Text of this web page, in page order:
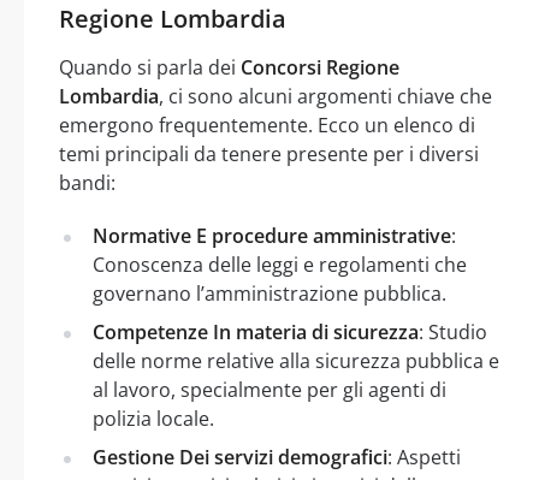
Regione Lombardia
Quando si parla dei Concorsi Regione
Lombardia, ci sono alcuni argomenti chiave che
emergono frequentemente. Ecco un elenco di
temi principali da tenere presente per i diversi
bandi:
Normative E procedure amministrative:
Conoscenza delle leggi e regolamenti che
governano l’amministrazione pubblica.
Competenze In materia di sicurezza: Studio
delle norme relative alla sicurezza pubblica e
al lavoro, specialmente per gli agenti di
polizia locale.
Gestione Dei servizi demografici: Aspetti